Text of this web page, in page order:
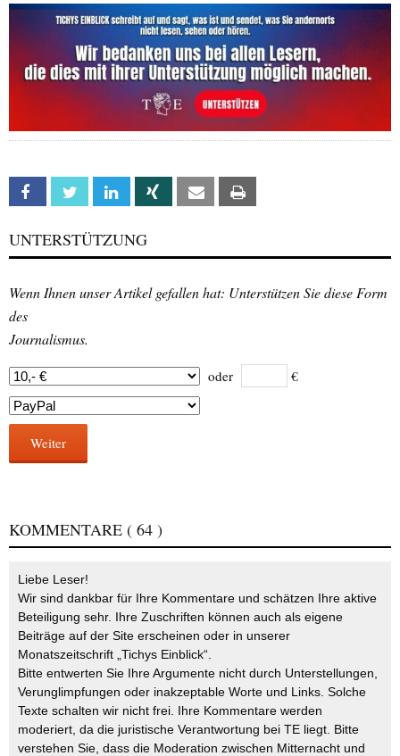
Facebook Twitter Linkedin Xing Email
UNTERSTÜTZUNG
Wenn Ihnen unser Artikel gefallen hat: Unterstützen Sie diese Form
des
Journalismus.
oder €
Weiter
KOMMENTARE ( 64 )
Liebe Leser!
Wir sind dankbar für Ihre Kommentare und schätzen Ihre aktive
Beteiligung sehr. Ihre Zuschriften können auch als eigene
Beiträge auf der Site erscheinen oder in unserer
Monatszeitschrift „Tichys Einblick“.
Bitte entwerten Sie Ihre Argumente nicht durch Unterstellungen,
Verunglimpfungen oder inakzeptable Worte und Links. Solche
Texte schalten wir nicht frei. Ihre Kommentare werden
moderiert, da die juristische Verantwortung bei TE liegt. Bitte
verstehen Sie, dass die Moderation zwischen Mitternacht und